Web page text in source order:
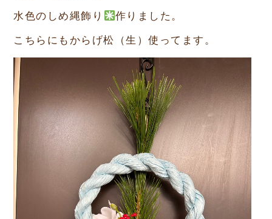
水色のしめ縄飾り
作りました。
こちらにもからげ松（生）使ってます。